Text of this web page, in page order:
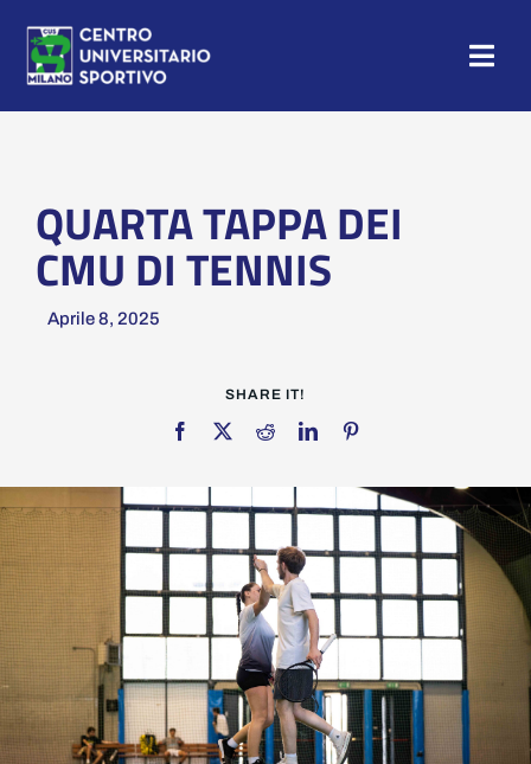
contenuto
HOME
CAMP
TESSERAMENTO
SEZIONI
COMPETIZIONI
ATTIVITÀ
QUARTA TAPPA DEI
CMU DI TENNIS
Aprile 8, 2025
SHARE IT!